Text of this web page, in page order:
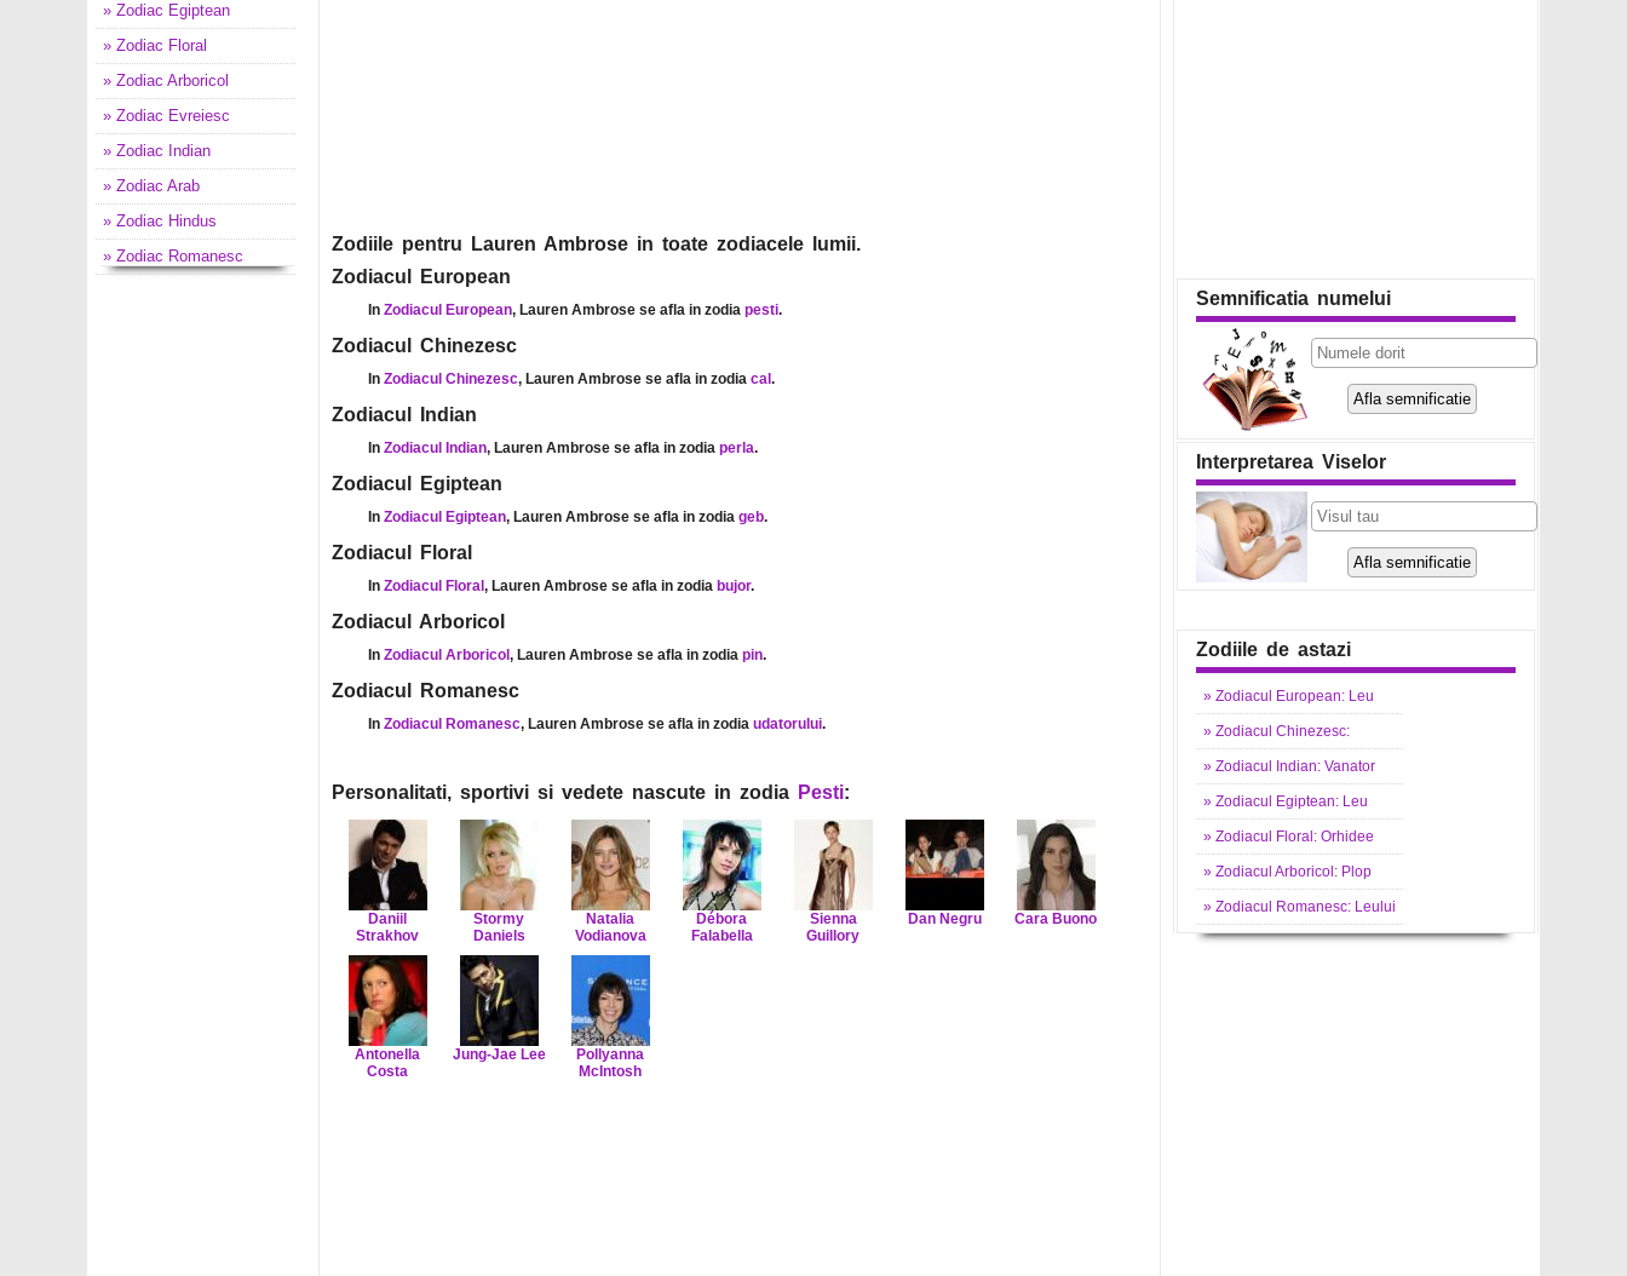
» Zodiac Egiptean
» Zodiac Floral
» Zodiac Arboricol
» Zodiac Evreiesc
» Zodiac Indian
» Zodiac Arab
» Zodiac Hindus
» Zodiac Romanesc
Zodiile pentru Lauren Ambrose in toate zodiacele lumii.
Zodiacul European
In Zodiacul European, Lauren Ambrose se afla in zodia pesti.
Zodiacul Chinezesc
In Zodiacul Chinezesc, Lauren Ambrose se afla in zodia cal .
Zodiacul Indian
In Zodiacul Indian, Lauren Ambrose se afla in zodia perla.
Zodiacul Egiptean
In Zodiacul Egiptean, Lauren Ambrose se afla in zodia geb.
Zodiacul Floral
In Zodiacul Floral , Lauren Ambrose se afla in zodia bujor.
Zodiacul Arboricol
In Zodiacul Arboricol , Lauren Ambrose se afla in zodia pin.
Zodiacul Romanesc
In Zodiacul Romanesc, Lauren Ambrose se afla in zodia udatorului.
Personalitati, sportivi si vedete nascute in zodia Pesti:
Daniil
Strakhov
Stormy
Daniels
Natalia
Vodianova
Débora
Falabella
Sienna
Guillory
Dan Negru Cara Buono
Antonella
Costa
Jung-Jae Lee
Pollyanna
McIntosh
Semnificatia numelui
Interpretarea Viselor
Zodiile de astazi
» Zodiacul European: Leu
» Zodiacul Chinezesc:
» Zodiacul Indian: Vanator
» Zodiacul Egiptean: Leu
» Zodiacul Floral: Orhidee
» Zodiacul Arboricol: Plop
» Zodiacul Romanesc: Leului